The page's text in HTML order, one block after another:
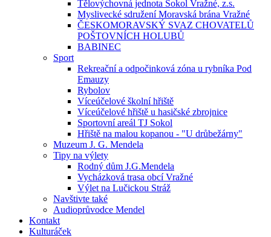
Tělovýchovná jednota Sokol Vražné, z.s.
Myslivecké sdružení Moravská brána Vražné
ČESKOMORAVSKÝ SVAZ CHOVATELŮ
POŠTOVNÍCH HOLUBŮ
BABINEC
Sport
Rekreační a odpočinková zóna u rybníka Pod
Emauzy
Rybolov
Víceúčelové školní hřiště
Víceúčelové hřiště u hasičské zbrojnice
Sportovní areál TJ Sokol
Hřiště na malou kopanou - "U drůbežárny"
Muzeum J. G. Mendela
Tipy na výlety
Rodný dům J.G.Mendela
Vycházková trasa obcí Vražné
Výlet na Lučickou Stráž
Navštivte také
Audioprůvodce Mendel
Kontakt
Kulturáček